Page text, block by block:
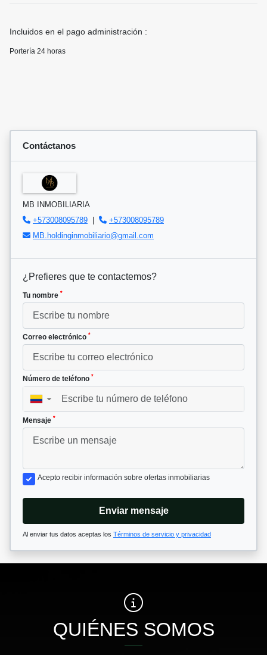
Incluidos en el pago administración :
Portería 24 horas
Contáctanos
MB INMOBILIARIA
+573008095789 |
+573008095789
MB.holdinginmobiliario@gmail.com
¿Prefieres que te contactemos?
Tu nombre *
Correo electrónico *
Número de teléfono *
▼
Mensaje *
Acepto recibir información sobre ofertas inmobiliarias
Enviar mensaje
Al enviar tus datos aceptas los Términos de servicio y privacidad
QUIÉNES SOMOS